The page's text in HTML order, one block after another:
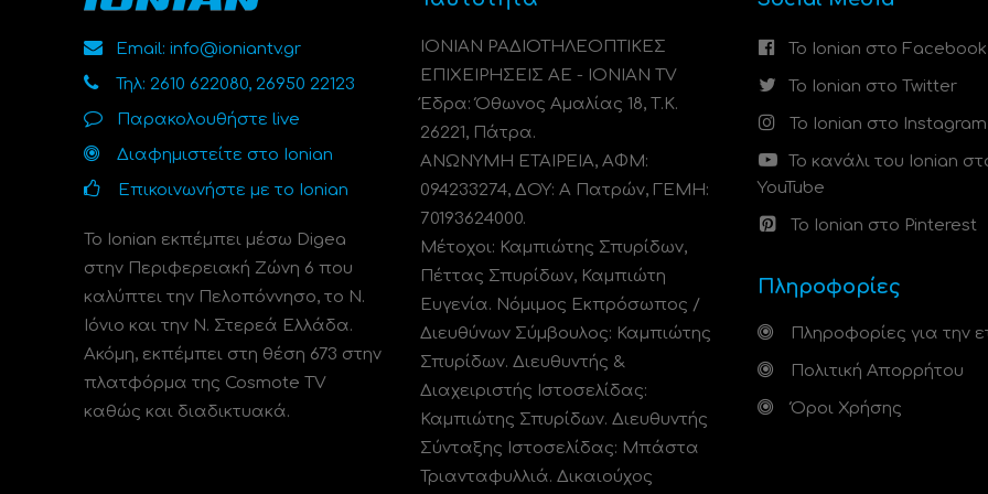
Email: info@ioniantv.gr
Τηλ: 2610 622080, 26950 22123
Παρακολουθήστε live
Διαφημιστείτε στο Ionian
Επικοινωνήστε με το Ionian
Το Ionian εκπέμπει μέσω Digea
στην Περιφερειακή Ζώνη 6 που
καλύπτει την Πελοπόννησο, το N.
Ιόνιο και την Ν. Στερεά Ελλάδα.
Ακόμη, εκπέμπει στη θέση 673 στην
πλατφόρμα της Cosmote TV
καθώς και διαδικτυακά.
ΙΟΝΙΑΝ ΡΑΔΙΟΤΗΛΕΟΠΤΙΚΕΣ
ΕΠΙΧΕΙΡΗΣΕΙΣ ΑΕ - IONIAN TV
Έδρα: Όθωνος Αμαλίας 18, Τ.Κ.
26221, Πάτρα.
ΑΝΩΝΥΜΗ ΕΤΑΙΡΕΙΑ, ΑΦΜ:
094233274, ΔΟΥ: A Πατρών, ΓΕΜΗ:
70193624000.
Μέτοχοι: Καμπιώτης Σπυρίδων,
Πέττας Σπυρίδων, Καμπιώτη
Ευγενία. Νόμιμος Εκπρόσωπος /
Διευθύνων Σύμβουλος: Καμπιώτης
Σπυρίδων. Διευθυντής &
Διαχειριστής Ιστοσελίδας:
Καμπιώτης Σπυρίδων. Διευθυντής
Σύνταξης Ιστοσελίδας: Μπάστα
Τριανταφυλλιά. Δικαιούχος
Το Ionian στο Facebook
Το Ionian στο Twitter
Το Ionian στο Instagram
Το κανάλι του Ionian
YouTube
Το Ionian στο Pinterest
Πληροφορίες
Πληροφορίες για την
Πολιτική Απορρήτου
Όροι Χρήσης